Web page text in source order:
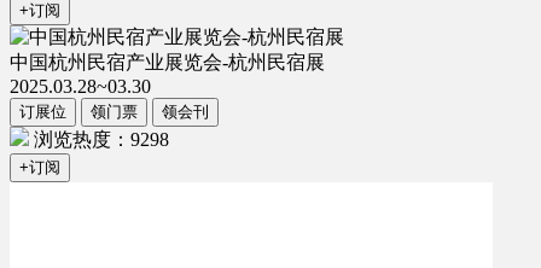
+订阅
中国杭州民宿产业展览会-杭州民宿展
2025.03.28~03.30
订展位 领门票 领会刊
浏览热度：9298
+订阅